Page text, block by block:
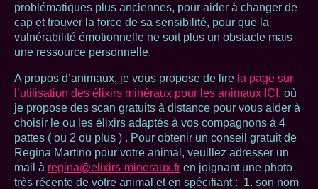
problématiques plus anciennes, pour aider à changer de
cap et trouver la force de sa sensibilité, pour que la
vulnérabilité émotionnelle ne soit plus un obstacle mais
une ressource personnelle.
A propos d’animaux, je vous propose de lire la page sur
l’utilisation des élixirs minéraux pour les animaux ICI , où
je propose des scan gratuits à distance pour vous aider à
choisir le ou les élixirs adaptés à vos compagnons à 4
pattes ( ou 2 ou plus ) . Pour obtenir un conseil gratuit de
Regina Martino pour votre animal, veuillez adresser un
mail à regina@elixirs-mineraux.fr en joignant une photo
très récente de votre animal et en spécifiant : 1. son nom